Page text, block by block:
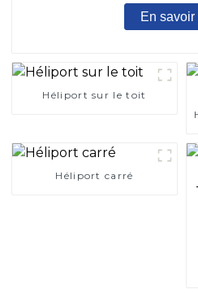
En savoir
Héliport sur le toit
Héliport carré